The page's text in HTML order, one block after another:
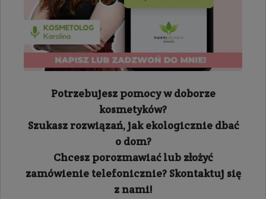
Potrzebujesz pomocy w doborze
kosmetyków?
Szukasz rozwiązań, jak ekologicznie dbać
o dom?
Chcesz porozmawiać lub złożyć
zamówienie telefonicznie? Skontaktuj się
z nami!